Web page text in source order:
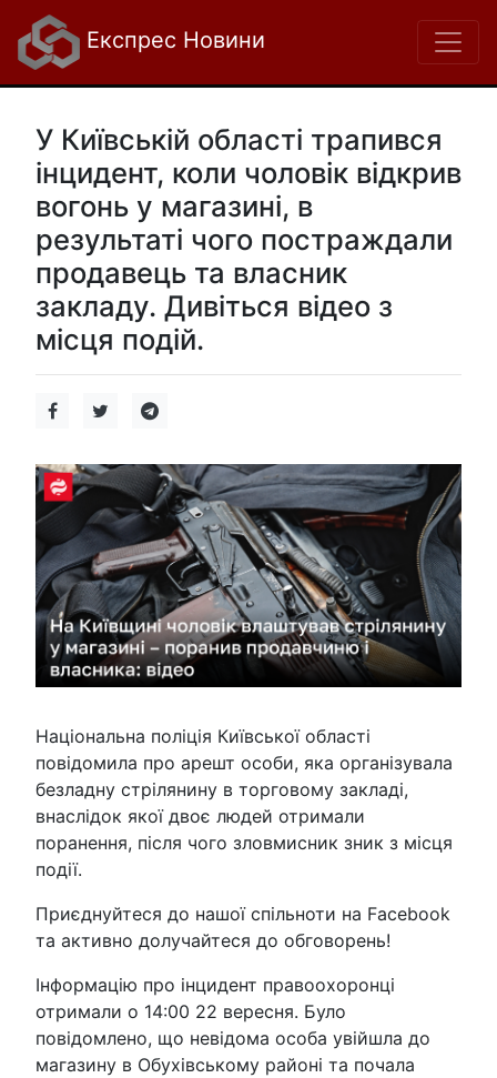
Експрес Новини
У Київській області трапився
інцидент, коли чоловік відкрив
вогонь у магазині, в
результаті чого постраждали
продавець та власник
закладу. Дивіться відео з
місця подій.
Національна поліція Київської області
повідомила про арешт особи, яка організувала
безладну стрілянину в торговому закладі,
внаслідок якої двоє людей отримали
поранення, після чого зловмисник зник з місця
події.
Приєднуйтеся до нашої спільноти на Facebook
та активно долучайтеся до обговорень!
Інформацію про інцидент правоохоронці
отримали о 14:00 22 вересня. Було
повідомлено, що невідома особа увійшла до
магазину в Обухівському районі та почала